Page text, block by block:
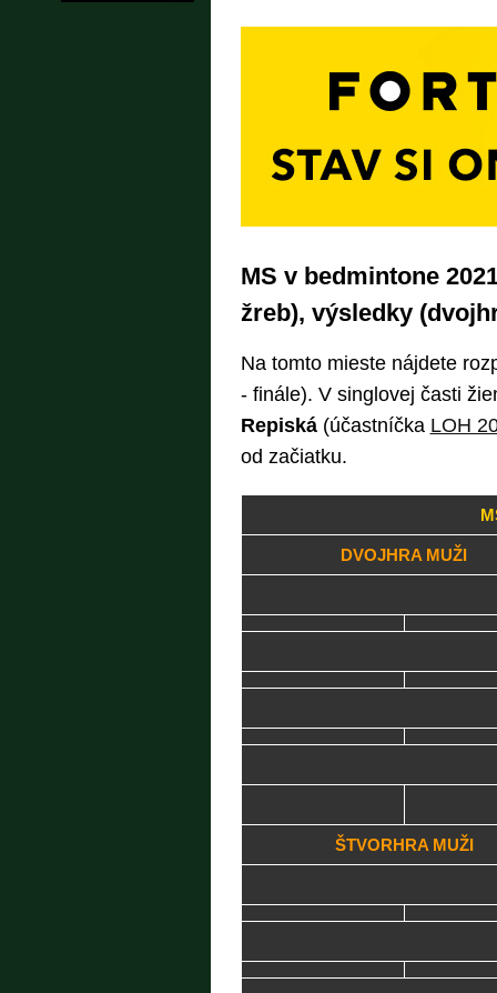
MS v bedmintone
žreb), výsledky
Na tomto mieste nájdete
- finále). V singlovej časti
Repiská(účastníčka LOH
od začiatku.
DVOJHRA MUŽI
ŠTVORHRA MUŽI